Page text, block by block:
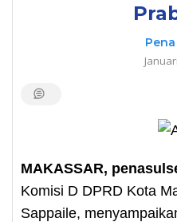
MAKASSAR,
Komisi D DPRD Kota
Sappaile,